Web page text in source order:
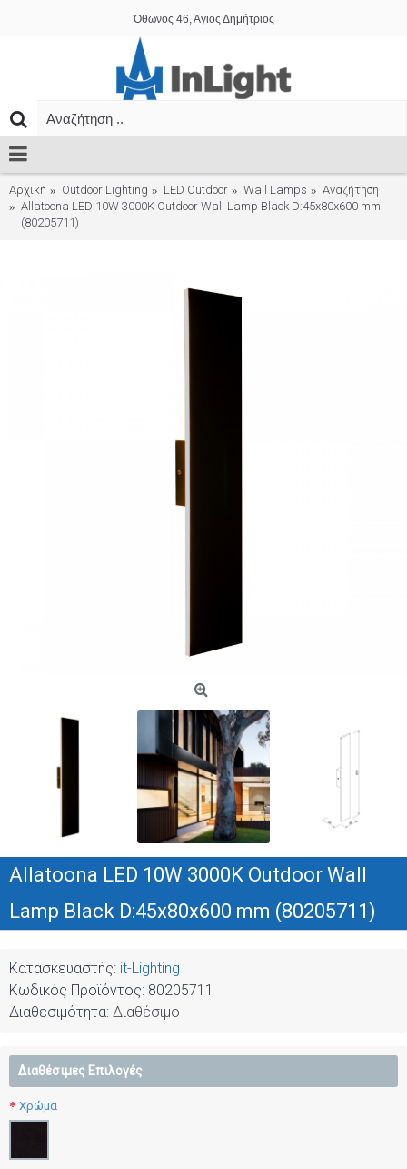
Όθωνος 46, Άγιος Δημήτριος
Αρχική Outdoor Lighting LED Outdoor Wall Lamps
Αναζήτηση
Allatoona LED 10W 3000K Outdoor Wall Lamp Black D:45x80x600 mm
(80205711)
Allatoona LED 10W 3000K Outdoor Wall
Lamp Black D:45x80x600 mm (80205711)
Κατασκευαστής: it-Lighting
Κωδικός Προϊόντος: 80205711
Διαθεσιμότητα: Διαθέσιμο
Διαθέσιμες Επιλογές
Χρώμα